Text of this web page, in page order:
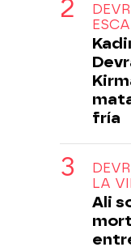
fría
LA
Ali